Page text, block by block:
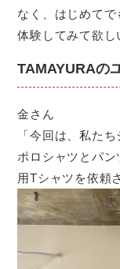
なく、はじめて
体験してみて欲し
TAMAYURAの
金さん
「今回は、私た
ポロシャツとパ
用Tシャツを依頼